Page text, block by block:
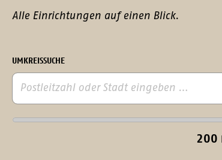
Alle Einrichtungen auf einen Blick.
UMKREISSUCHE
200